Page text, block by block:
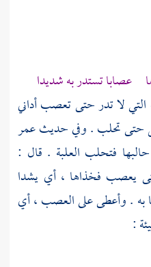
عصابا تستدر به شديدا
لا تدر حتى تعصب أداني
حتى تحلب . وفي حديثعمر
فتحلب العلبة . قال :
يعصب فخذاها ، أي يشدا
به . وأعطى على العصب ، أي
: